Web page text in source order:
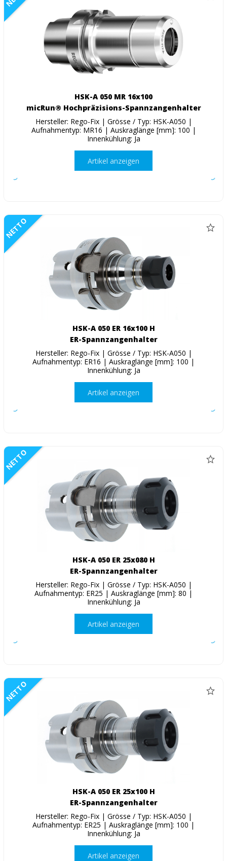
HSK-A 050 MR 16x100
micRun® Hochpräzisions-Spannzangenhalter
Hersteller: Rego-Fix | Grösse / Typ: HSK-A050 |
Aufnahmentyp: MR16 | Auskraglänge [mm]: 100 |
Innenkühlung: Ja
Artikel anzeigen
NETTO
HSK-A 050 ER 16x100 H
ER-Spannzangenhalter
Hersteller: Rego-Fix | Grösse / Typ: HSK-A050 |
Aufnahmentyp: ER16 | Auskraglänge [mm]: 100 |
Innenkühlung: Ja
Artikel anzeigen
NETTO
HSK-A 050 ER 25x080 H
ER-Spannzangenhalter
Hersteller: Rego-Fix | Grösse / Typ: HSK-A050 |
Aufnahmentyp: ER25 | Auskraglänge [mm]: 80 |
Innenkühlung: Ja
Artikel anzeigen
NETTO
HSK-A 050 ER 25x100 H
ER-Spannzangenhalter
Hersteller: Rego-Fix | Grösse / Typ: HSK-A050 |
Aufnahmentyp: ER25 | Auskraglänge [mm]: 100 |
Innenkühlung: Ja
Artikel anzeigen